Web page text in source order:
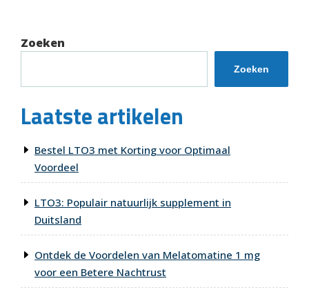
Zoeken
Zoeken
Laatste artikelen
Bestel LTO3 met Korting voor Optimaal
Voordeel
LTO3: Populair natuurlijk supplement in
Duitsland
Ontdek de Voordelen van Melatomatine 1 mg
voor een Betere Nachtrust